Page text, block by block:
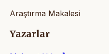
Araştırma Makalesi
Yazarlar